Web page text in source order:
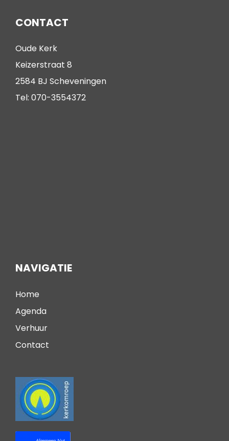
CONTACT
Oude Kerk
Keizerstraat 8
2584 BJ Scheveningen
Tel: 070-3554372
NAVIGATIE
Home
Agenda
Verhuur
Contact